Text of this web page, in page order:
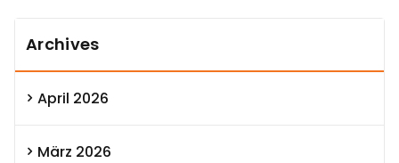
Archives
April 2026
März 2026